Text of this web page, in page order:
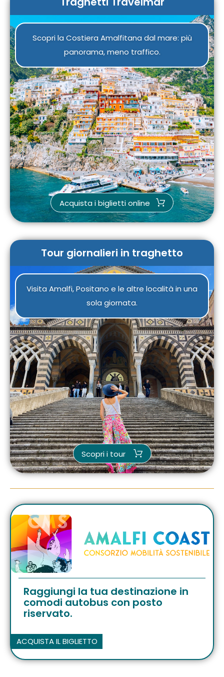
Scopri la Costiera Amalfitana dal mare: più
panorama, meno traffico.
Acquista i biglietti online
Tour giornalieri in traghetto
Visita Amalfi, Positano e le altre località in una
sola giornata.
Scopri i tour
Raggiungi la tua destinazione in
comodi autobus con posto
riservato.
ACQUISTA IL BIGLIETTO